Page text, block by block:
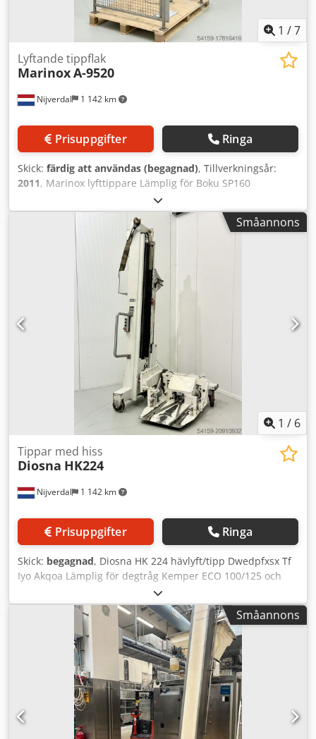
1 /7
Nijverdal 1 142 km
Lyftande tippflak
MarinoxA-9520
Prisuppgifter Ringa
Skick: färdig att användas (begagnad), Tillverkningsår:
2011, Marinox lyfttippare Lämplig för Boku SP160
degbunkar Utförande i rostfritt stål Säkerhetsskydd
Årsmodell 2011 Dsdpfju U A Naex Akqewa
Småannons
1 / 6
Nijverdal 1 142 km
Tippar med hiss
Diosna HK224
Prisuppgifter Ringa
Skick: begagnad, Diosna HK 224 hävlyft/tipp Dwedpfxsx Tf
Iyo Akqoa Lämplig för degtråg Kemper ECO 100/125 och
Diosna SP240 AD Max lastkapacitet: 600 kg Totalhöjd: 335
cm Tippningshöjd: ca 200 cm
Småannons